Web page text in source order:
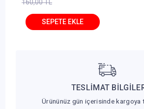
160,00 TL
TESLİMAT
Ürününüz gün içerisinde kargoya